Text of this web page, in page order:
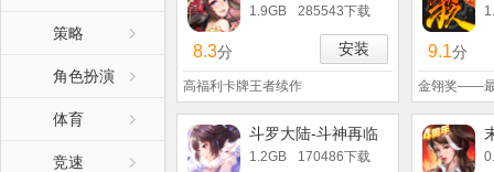
策略
角色扮演
体育
竞速
1.9GB 285543下载
8.3分 安装
高福利卡牌王者续作
9.1分
金翎奖——
斗罗大陆-斗神再临
1.2GB 170486下载